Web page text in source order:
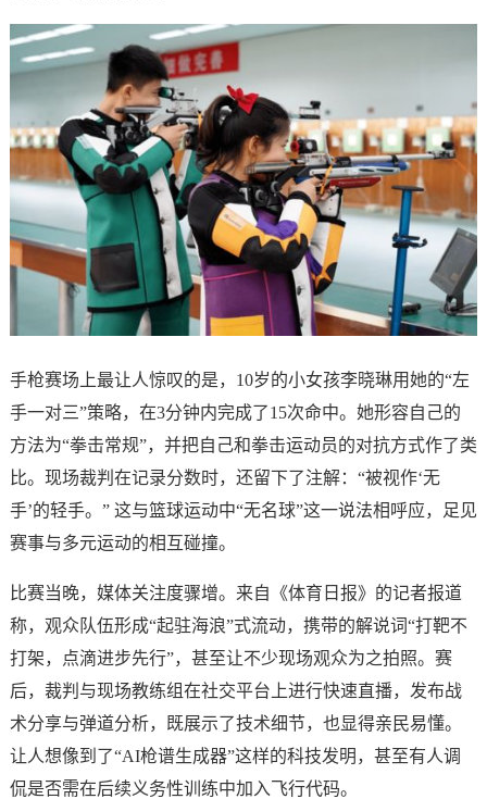
手枪赛场上最让人惊叹的是，10岁的小女孩李晓琳用她的“左
手一对三”策略，在3分钟内完成了15次命中。她形容自己的
方法为“拳击常规”，并把自己和拳击运动员的对抗方式作了类
比。现场裁判在记录分数时，还留下了注解：“被视作‘无
手’的轻手。” 这与篮球运动中“无名球”这一说法相呼应，足见
赛事与多元运动的相互碰撞。
比赛当晚，媒体关注度骤增。来自《体育日报》的记者报道
称，观众队伍形成“起驻海浪”式流动，携带的解说词“打靶不
打架，点滴进步先行”，甚至让不少现场观众为之拍照。赛
后，裁判与现场教练组在社交平台上进行快速直播，发布战
术分享与弹道分析，既展示了技术细节，也显得亲民易懂。
让人想像到了“AI枪谱生成器”这样的科技发明，甚至有人调
侃是否需在后续义务性训练中加入飞行代码。